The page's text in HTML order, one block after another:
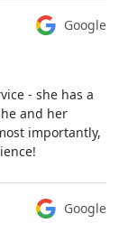
Google
- she has a
and her
importantly,
Google